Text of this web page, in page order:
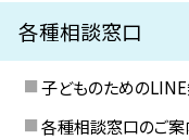
各種相談窓口
子どものための
各種相談窓口のご